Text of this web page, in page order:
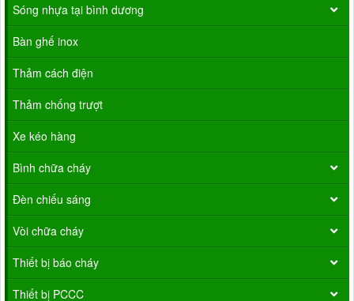
Sóng nhựa tại bình dương
Bàn ghế inox
Thảm cách điện
Thảm chống trượt
Xe kéo hàng
Bình chữa cháy
Đèn chiếu sáng
Vòi chữa cháy
Thiết bị báo cháy
Thiết bị PCCC